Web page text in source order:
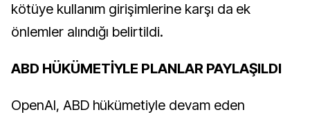
kötüye kullanım girişimlerine karşı da ek
önlemler alındığı belirtildi.
ABD HÜKÜMETİYLE PLANLAR PAYLAŞILDI
OpenAI, ABD hükümetiyle devam eden